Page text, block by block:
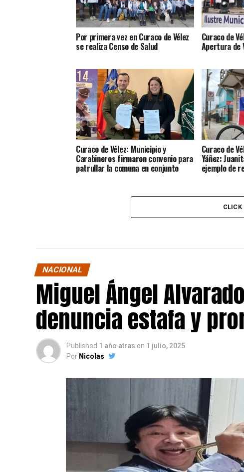
Por primera vez en Curaco de Vélez
se realiza Censo de Salud
Curaco de
Apertura de
Curaco de Vélez: Municipio y
Carabineros firmaron convenio para
patrullar la comuna en conjunto
Curaco de
Yáñez:
ejemplo de
CLICK
NACIONAL
Miguel Ángel
denuncia estafa y
Published 1 año atras on 1 julio, 2025
Por Nicolas